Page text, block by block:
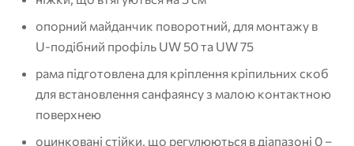
опорний майданчик поворотний, для монтажу в
U-подібний профіль UW 50 та UW 75
рама підготовлена ​​для кріплення кріпильних скоб
для встановлення санфаянсу з малою контактною
поверхнею
оцинковані стійки, що регулюються в діапазоні 0 –